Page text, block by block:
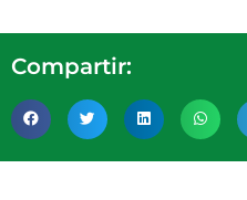
Compartir: